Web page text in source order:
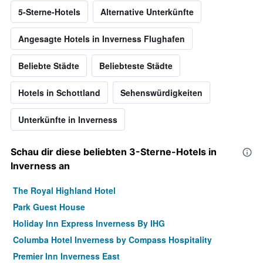
5-Sterne-Hotels Alternative Unterkünfte
Angesagte Hotels in Inverness Flughafen
Beliebte Städte Beliebteste Städte
Hotels in Schottland Sehenswürdigkeiten
Unterkünfte in Inverness
Schau dir diese beliebten 3-Sterne-Hotels in
Inverness an
The Royal Highland Hotel
Park Guest House
Holiday Inn Express Inverness By IHG
Columba Hotel Inverness by Compass Hospitality
Premier Inn Inverness East